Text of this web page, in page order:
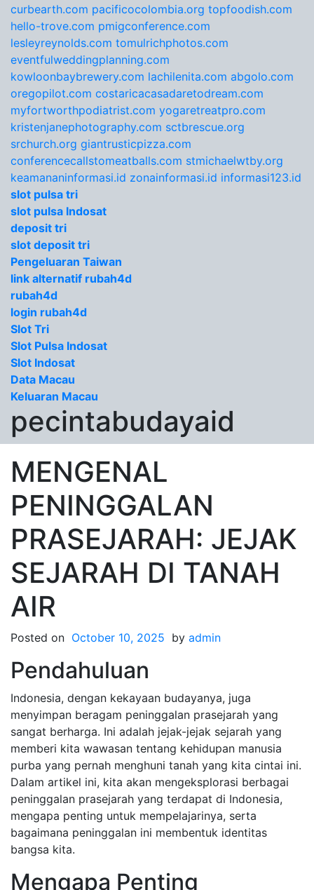
curbearth.com pacificocolombia.org topfoodish.com
hello-trove.com pmigconference.com
lesleyreynolds.com tomulrichphotos.com
eventfulweddingplanning.com
kowloonbaybrewery.com lachilenita.com abgolo.com
oregopilot.com costaricacasadaretodream.com
myfortworthpodiatrist.com yogaretreatpro.com
kristenjanephotography.com sctbrescue.org
srchurch.org giantrusticpizza.com
conferencecallstomeatballs.com stmichaelwtby.org
keamananinformasi.id zonainformasi.id informasi123.id
slot pulsa tri
slot pulsa Indosat
deposit tri
slot deposit tri
Pengeluaran Taiwan
link alternatif rubah4d
rubah4d
login rubah4d
Slot Tri
Slot Pulsa Indosat
Slot Indosat
Data Macau
Keluaran Macau
pecintabudayaid
MENGENAL
PENINGGALAN
PRASEJARAH: JEJAK
SEJARAH DI TANAH
AIR
Posted on October 10, 2025 by admin
Pendahuluan
Indonesia, dengan kekayaan budayanya, juga
menyimpan beragam peninggalan prasejarah yang
sangat berharga. Ini adalah jejak-jejak sejarah yang
memberi kita wawasan tentang kehidupan manusia
purba yang pernah menghuni tanah yang kita cintai ini.
Dalam artikel ini, kita akan mengeksplorasi berbagai
peninggalan prasejarah yang terdapat di Indonesia,
mengapa penting untuk mempelajarinya, serta
bagaimana peninggalan ini membentuk identitas
bangsa kita.
Mengapa Penting